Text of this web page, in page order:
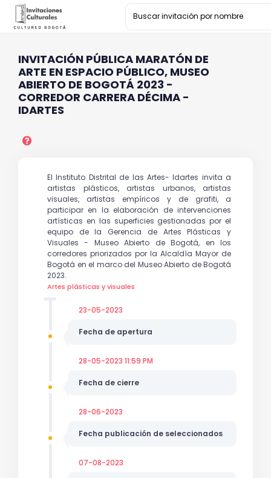
INVITACIÓN PÚBLICA MARATÓN DE
ARTE EN ESPACIO PÚBLICO, MUSEO
ABIERTO DE BOGOTÁ 2023 -
CORREDOR CARRERA DÉCIMA -
IDARTES
El Instituto Distrital de las Artes- Idartes invita a
artistas plásticos, artistas urbanos, artistas
visuales, artistas empíricos y de grafiti, a
participar en la elaboración de intervenciones
artísticas en las superficies gestionadas por el
equipo de la Gerencia de Artes Plásticas y
Visuales - Museo Abierto de Bogotá, en los
corredores priorizados por la Alcaldía Mayor de
Bogotá en el marco del Museo Abierto de Bogotá
2023.
Artes plásticas y visuales
23-05-2023
Fecha de apertura
28-05-2023 11:59 PM
Fecha de cierre
28-06-2023
Fecha publicación de seleccionados
07-08-2023